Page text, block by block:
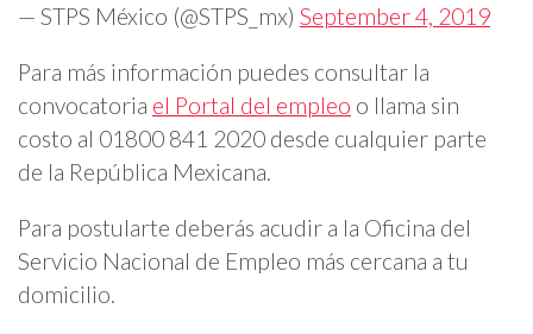
— STPS México (@STPS_mx) September 4, 2019
Para más información puedes consultar la
convocatoria el Portal del empleo o llama sin
costo al 01800 841 2020 desde cualquier parte
de la República Mexicana.
Para postularte deberás acudir a la Oficina del
Servicio Nacional de Empleo más cercana a tu
domicilio.